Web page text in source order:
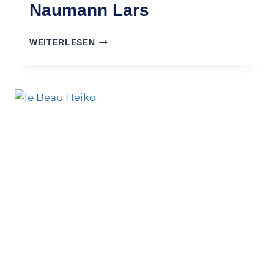
Naumann Lars
WEITERLESENNAUMANN